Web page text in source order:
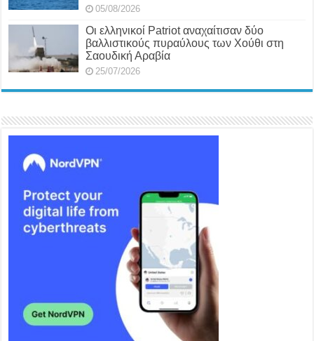
05/08/2026
Οι ελληνικοί Patriot αναχαίτισαν δύο
βαλλιστικούς πυραύλους των Χούθι στη
Σαουδική Αραβία
25/07/2026